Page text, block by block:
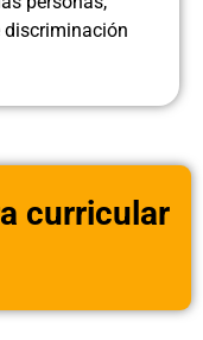
discriminación
curricular